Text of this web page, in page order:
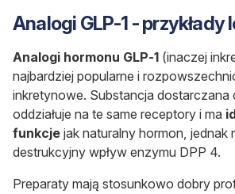
Analogi GLP-1 - przykłady
Analogi hormonu GLP-1 (inaczej
najbardziej popularne i
inkretynowe. Substancja dostarczana
oddziałuje na te same receptory i ma
funkcje jak naturalny hormon, jednak
destrukcyjny wpływ enzymu DPP 4.
Preparaty mają stosunkowo dobry